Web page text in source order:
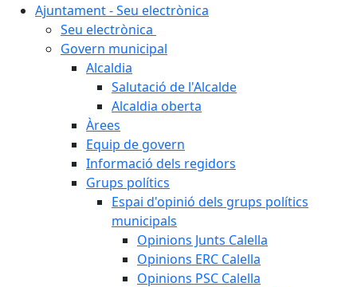
Ajuntament - Seu electrònica
Seu electrònica
Govern municipal
Alcaldia
Salutació de l'Alcalde
Alcaldia oberta
Àrees
Equip de govern
Informació dels regidors
Grups polítics
Espai d'opinió dels grups polítics
municipals
Opinions Junts Calella
Opinions ERC Calella
Opinions PSC Calella